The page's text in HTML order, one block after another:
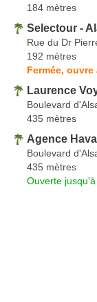
184 mètres
Selectour -
Rue du Dr
192 mètres
Fermée, ouvre
Laurence
Boulevard
435 mètres
Agence
Boulevard
435 mètres
Ouverte